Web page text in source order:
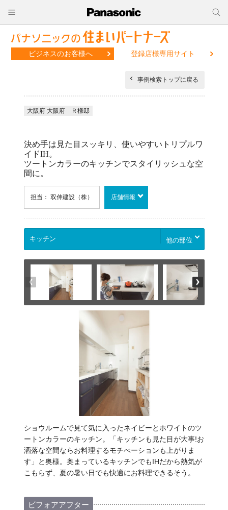
ビジネスのお客様へ 登録店様専用サイト
事例検索トップに戻る
大阪府 大阪府 Ｒ様邸
決め手は見た目スッキリ、使いやすいトリプルワ
イドIH。
ツートンカラーのキッチンでスタイリッシュな空
間に。
担当： 双伸建設（株） 店舗情報
他の部位
ショウルームで見て気に入ったネイビーとホワイトのツ
ートンカラーのキッチン。「キッチンも見た目が大事!お
洒落な空間ならお料理するモチべーションも上がりま
す」と奥様。奥まっているキッチンでもIHだから熱気が
こもらず、夏の暑い日でも快適にお料理できるそう。
ビフォアアフター